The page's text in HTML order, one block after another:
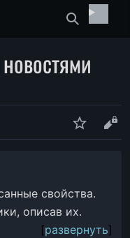
Найти
Следить
свойства.
описав их.
развернуть